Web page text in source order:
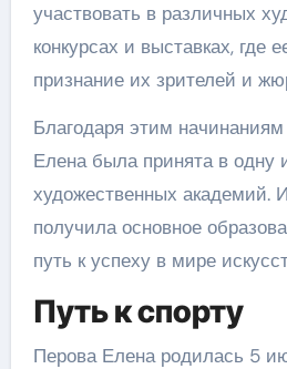
участвовать в различных
конкурсах и выставках, где
признание их зрителей и
Благодаря этим
Елена была принята в одну
художественных академий.
получила основное
путь к успеху в мире
Путь к спорту
Перова Елена родилась 5